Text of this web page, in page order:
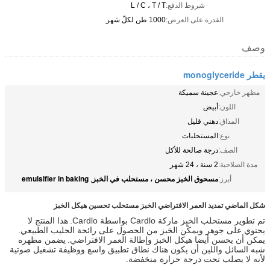
شروط الدفع:L / C ، T / T
القدرة على العرض:1000 طن لكلّ شهر
وصف
يقطر monoglyceride
مظهر خارجي:عجينة سميكة
اللون:أبيض
المذاق:دهني قليل
نوع:المستحلبات
الصف:درجة صالحة للأكل
مدة الصلاحية:2 سنة ، 24 شهر
أبرز:مسحوق الخبز محسن ، مستحلب في الخبز ,
emulsifier in baking
شكل الماضي تمديد العمر الافتراضي الخبز مستحلب تحسين هيكل الخبز
تم تطوير مستحلب الخبز ماركة Cardlo بواسطة Cardlo.
هذا المنتج لا
يحتوي على جوهر ويمكّن الخبز من الحصول على رائحة الحليب الطبيعي.
يمكن أن يحسن أيضا هيكل الخبز وإطالة العمر الافتراضي. يضمن مظهره
شبه السائل واللين أن يكون هناك نطاق تطبيق واسع ووظيفة تشغيل صوتية
لأنه لا يصلب تحت درجة حرارة منخفضة.